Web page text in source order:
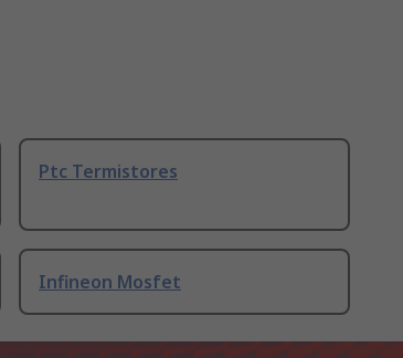
Ptc Termistores
Infineon Mosfet